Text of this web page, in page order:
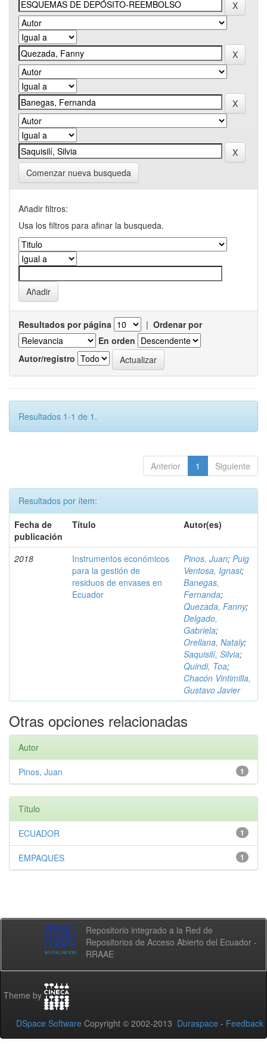
Comenzar nueva busqueda
Añadir filtros:
Usa los filtros para afinar la busqueda.
Resultados por página | Ordenar por
En orden
Autor/registro
Resultados 1-1 de 1.
Anterior 1 Siguiente
Resultados por ítem:
Fecha de
publicación
Título Autor(es)
2018
Instrumentos económicos
para la gestión de
residuos de envases en
Ecuador
Pinos, Juan; Puig
Ventosa, Ignasi;
Banegas,
Fernanda;
Quezada, Fanny;
Delgado,
Gabriela;
Orellana, Nataly;
Saquisilí, Silvia;
Quindi, Toa;
Chacón Vintimilla,
Gustavo Javier
Otras opciones relacionadas
Autor
1
Pinos, Juan
Título
1
ECUADOR
1
EMPAQUES
Repositorio integrado a la Red de
Repositorios de Acceso Abierto del Ecuador -
RRAAE
Theme by
DSpace Software Copyright © 2002-2013 Duraspace - Feedback